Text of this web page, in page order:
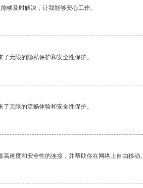
够及时解决，让我能够安心工作。
无限的隐私保护和安全性保护。
无限的流畅体验和安全性保护。
速度和安全性的连接，并帮助你在网络上自由移动。